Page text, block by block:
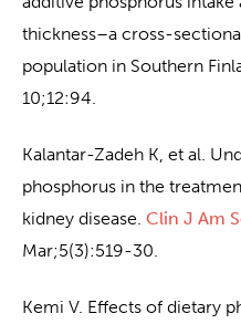
thickness–a cross-
population in Southern
10;12:94.
Kalantar-Zadeh K, et al.
phosphorus in the
kidney disease. Clin J Am
Mar;5(3):519-30.
Kemi V. Effects of dietary